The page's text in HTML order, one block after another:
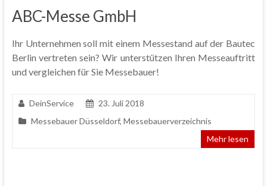
ABC-Messe GmbH
Ihr Unternehmen soll mit einem Messestand auf der Bautec
Berlin vertreten sein? Wir unterstützen Ihren Messeauftritt
und vergleichen für Sie Messebauer!
DeinService
23. Juli 2018
Messebauer Düsseldorf, Messebauerverzeichnis
Mehr lesen